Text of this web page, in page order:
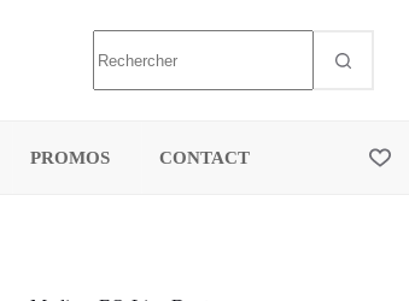
PROMOS CONTACT